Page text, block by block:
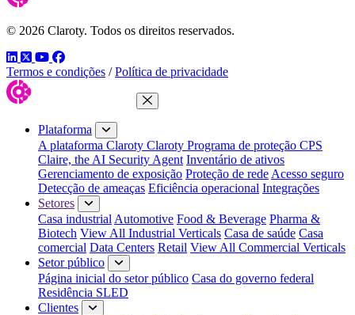
© 2026 Claroty. Todos os direitos reservados.
LinkedIn
TwitterYouTube
Facebook
Termos e condições / Política de privacidade
Fechar menu
Plataforma
A plataforma Claroty Claroty Programa de proteção CPS
Claire, the AI Security Agent Inventário de ativos
Gerenciamento de exposição Proteção de rede Acesso seguro
Detecção de ameaças Eficiência operacional Integrações
Setores
Casa industrial Automotive Food & Beverage Pharma &
Biotech View All Industrial Verticals Casa de saúde Casa
comercial Data Centers Retail View All Commercial Verticals
Setor público
Página inicial do setor público Casa do governo federal
Residência SLED
Clientes